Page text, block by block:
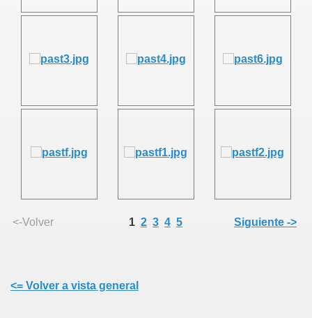
<-Volver 1 2 3 4 5 Siguiente ->
<= Volver a vista general